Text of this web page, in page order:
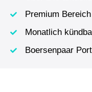
Premium
Monatlich
Boersenpaar